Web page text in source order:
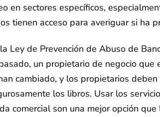
en sectores específicos,
tienen acceso para averiguar si ha
Ley de Prevención de Abuso de
un propietario de negocio
cambiado, y los propietarios
los libros. Usar los
comercial son una mejor opción